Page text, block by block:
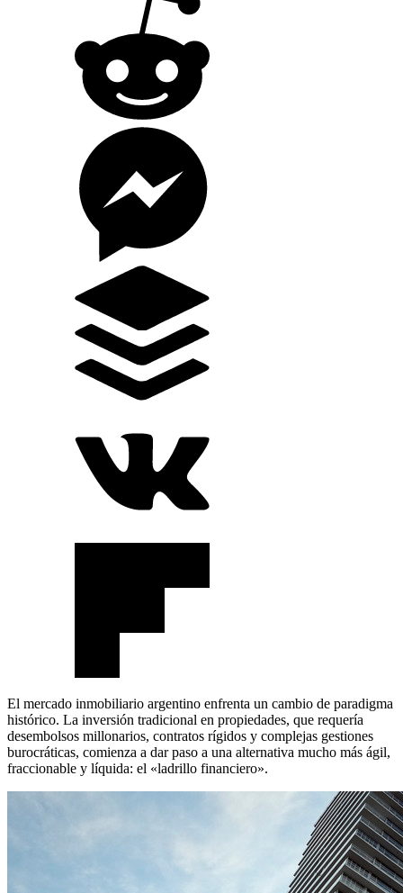
El mercado inmobiliario argentino enfrenta un cambio de paradigma
histórico. La inversión tradicional en propiedades, que requería
desembolsos millonarios, contratos rígidos y complejas gestiones
burocráticas, comienza a dar paso a una alternativa mucho más ágil,
fraccionable y líquida: el «ladrillo financiero».